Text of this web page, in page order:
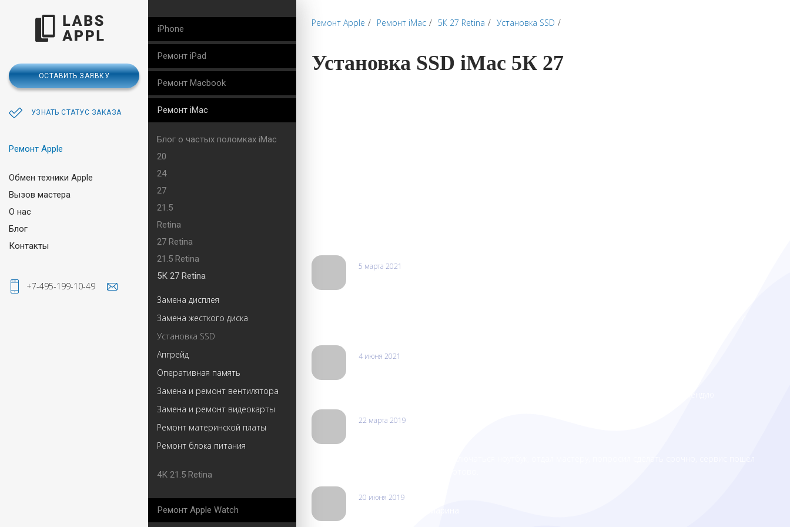
ОСТАВИТЬ ЗАЯВКУ
УЗНАТЬ СТАТУС ЗАКАЗА
Ремонт Apple
Обмен техники Apple
Вызов мастера
О нас
Блог
Контакты
+7-495-199-10-49
iPhone
Ремонт iPad
Ремонт Macbook
Ремонт iMac
Блог о частых поломках iMac
20
24
27
21.5
Retina
27 Retina
21.5 Retina
5К 27 Retina
Замена дисплея
Замена жесткого диска
Установка SSD
Апгрейд
Оперативная память
Замена и ремонт вентилятора
Замена и ремонт видеокарты
Ремонт материнской платы
Ремонт блока питания
4К 21.5 Retina
Ремонт Apple Watch
Ремонт Apple Ремонт iMac 5К 27 Retina Установка SSD
Установка SSD iMac 5К 27
5 марта 2021
4 июня 2021
22 марта 2019
20 июня 2019